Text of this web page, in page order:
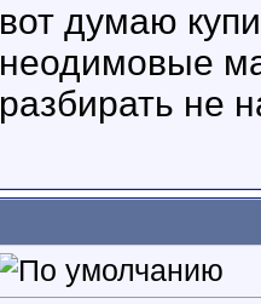
вот думаю
неодимовые
разбирать не